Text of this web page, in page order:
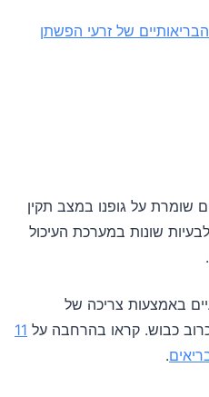
הבריאותיים של זרעי הפשתן
שומרת על גופנו במצב תקין
לבעיות שונות במערכת העיכול
באמצעות צריכה של
כבוש. קראו בהרחבה על 11
.